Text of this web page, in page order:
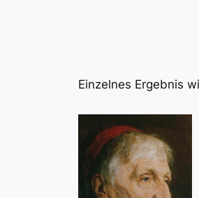
Einzelnes Ergebnis